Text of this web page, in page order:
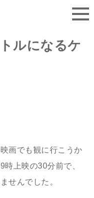
ルになるケ
画でも観に行こうか
上映の30分前で、
せんでした。